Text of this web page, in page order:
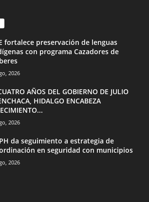
fortalece preservación de lenguas
con programa Cazadores de
2026
AÑOS DEL GOBIERNO DE JULIO
HIDALGO ENCABEZA
2026
da seguimiento a estrategia de
en seguridad con municipios
2026